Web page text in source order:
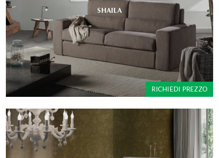
SHAILA
RICHIEDI PREZZO